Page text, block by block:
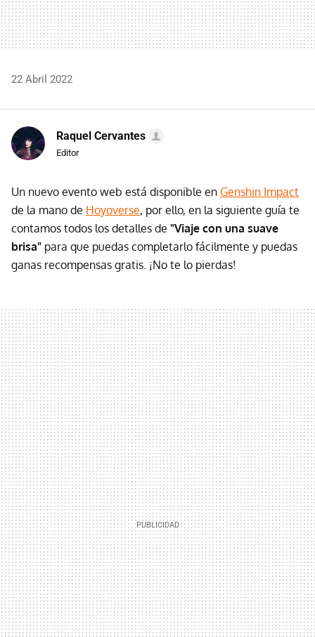
22 Abril 2022
Raquel Cervantes
Editor
Un nuevo evento web está disponible en Genshin Impact
de la mano de Hoyoverse, por ello, en la siguiente guía te
contamos todos los detalles de "Viaje con una suave
brisa" para que puedas completarlo fácilmente y puedas
ganas recompensas gratis. ¡No te lo pierdas!